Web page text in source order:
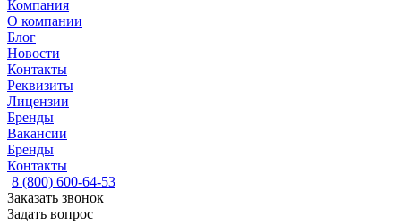
Компания
О компании
Блог
Новости
Контакты
Реквизиты
Лицензии
Бренды
Вакансии
Бренды
Контакты
8 (800) 600-64-53
Заказать звонок
Задать вопрос